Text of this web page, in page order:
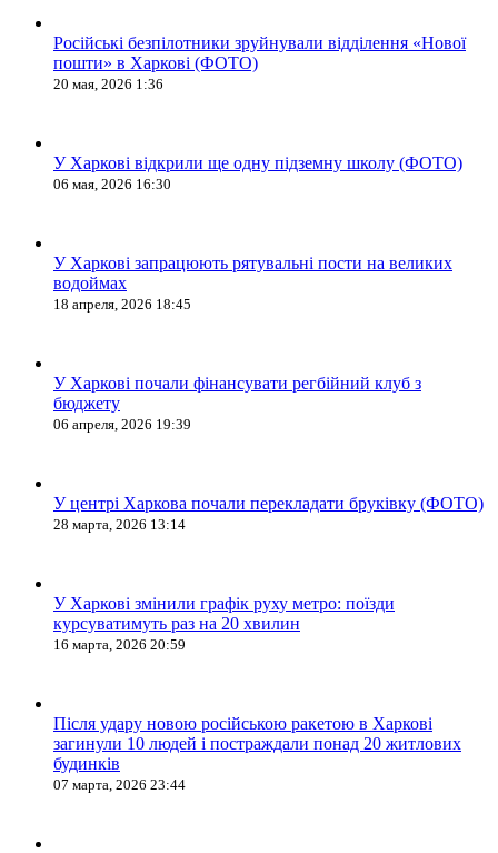
Російські безпілотники зруйнували відділення «Нової
пошти» в Харкові (ФОТО)
20 мая, 2026 1:36
У Харкові відкрили ще одну підземну школу (ФОТО)
06 мая, 2026 16:30
У Харкові запрацюють рятувальні пости на великих
водоймах
18 апреля, 2026 18:45
У Харкові почали фінансувати регбійний клуб з
бюджету
06 апреля, 2026 19:39
У центрі Харкова почали перекладати бруківку (ФОТО)
28 марта, 2026 13:14
У Харкові змінили графік руху метро: поїзди
курсуватимуть раз на 20 хвилин
16 марта, 2026 20:59
Після удару новою російською ракетою в Харкові
загинули 10 людей і постраждали понад 20 житлових
будинків
07 марта, 2026 23:44